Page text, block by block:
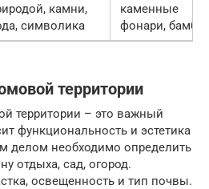
камни,
символика
каменные
фонари, бамбук
территории
территории – это важный
функциональность и эстетика
делом необходимо определить
отдыха, сад, огород.
освещенность и тип почвы.